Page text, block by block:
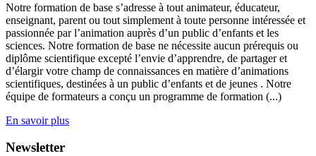
Notre formation de base s’adresse à tout animateur, éducateur,
enseignant, parent ou tout simplement à toute personne intéressée et
passionnée par l’animation auprès d’un public d’enfants et les
sciences. Notre formation de base ne nécessite aucun prérequis ou
diplôme scientifique excepté l’envie d’apprendre, de partager et
d’élargir votre champ de connaissances en matière d’animations
scientifiques, destinées à un public d’enfants et de jeunes . Notre
équipe de formateurs a conçu un programme de formation (...)
En savoir plus
Newsletter